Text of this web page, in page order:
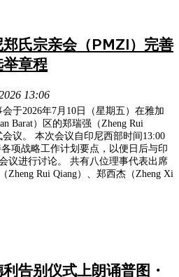
氏宗亲会（PMZI）完善
章程
13:06
于2026年7月10日（星期五）在雅加
Barat）区的郑瑞强（Zheng Rui
议。 本次会议自印尼西部时间13:00
项战略工作计划要点，以便日后与印
议进行讨论。 共有八位理事代表出席
Zheng Rui Qiang）、郑西杰（Zheng Xi
告别仪式上朗诵普图・